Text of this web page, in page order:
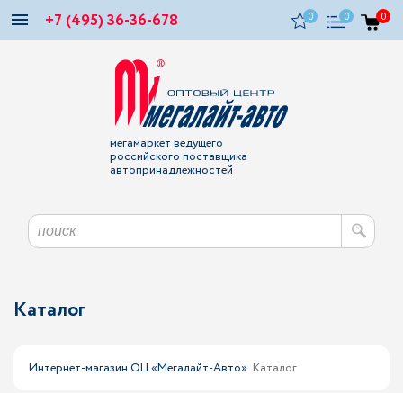
+7 (495) 36-36-678 0 0 0
мегамаркет ведущего
российского поставщика
автопринадлежностей
Каталог
Интернет-магазин ОЦ «Мегалайт-Авто» Каталог